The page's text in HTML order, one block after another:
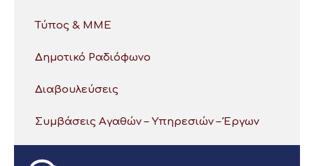
Τύπος & ΜΜΕ
Δημοτικό Ραδιόφωνο
Διαβουλεύσεις
Συμβάσεις Αγαθών – Υπηρεσιών – Έργων